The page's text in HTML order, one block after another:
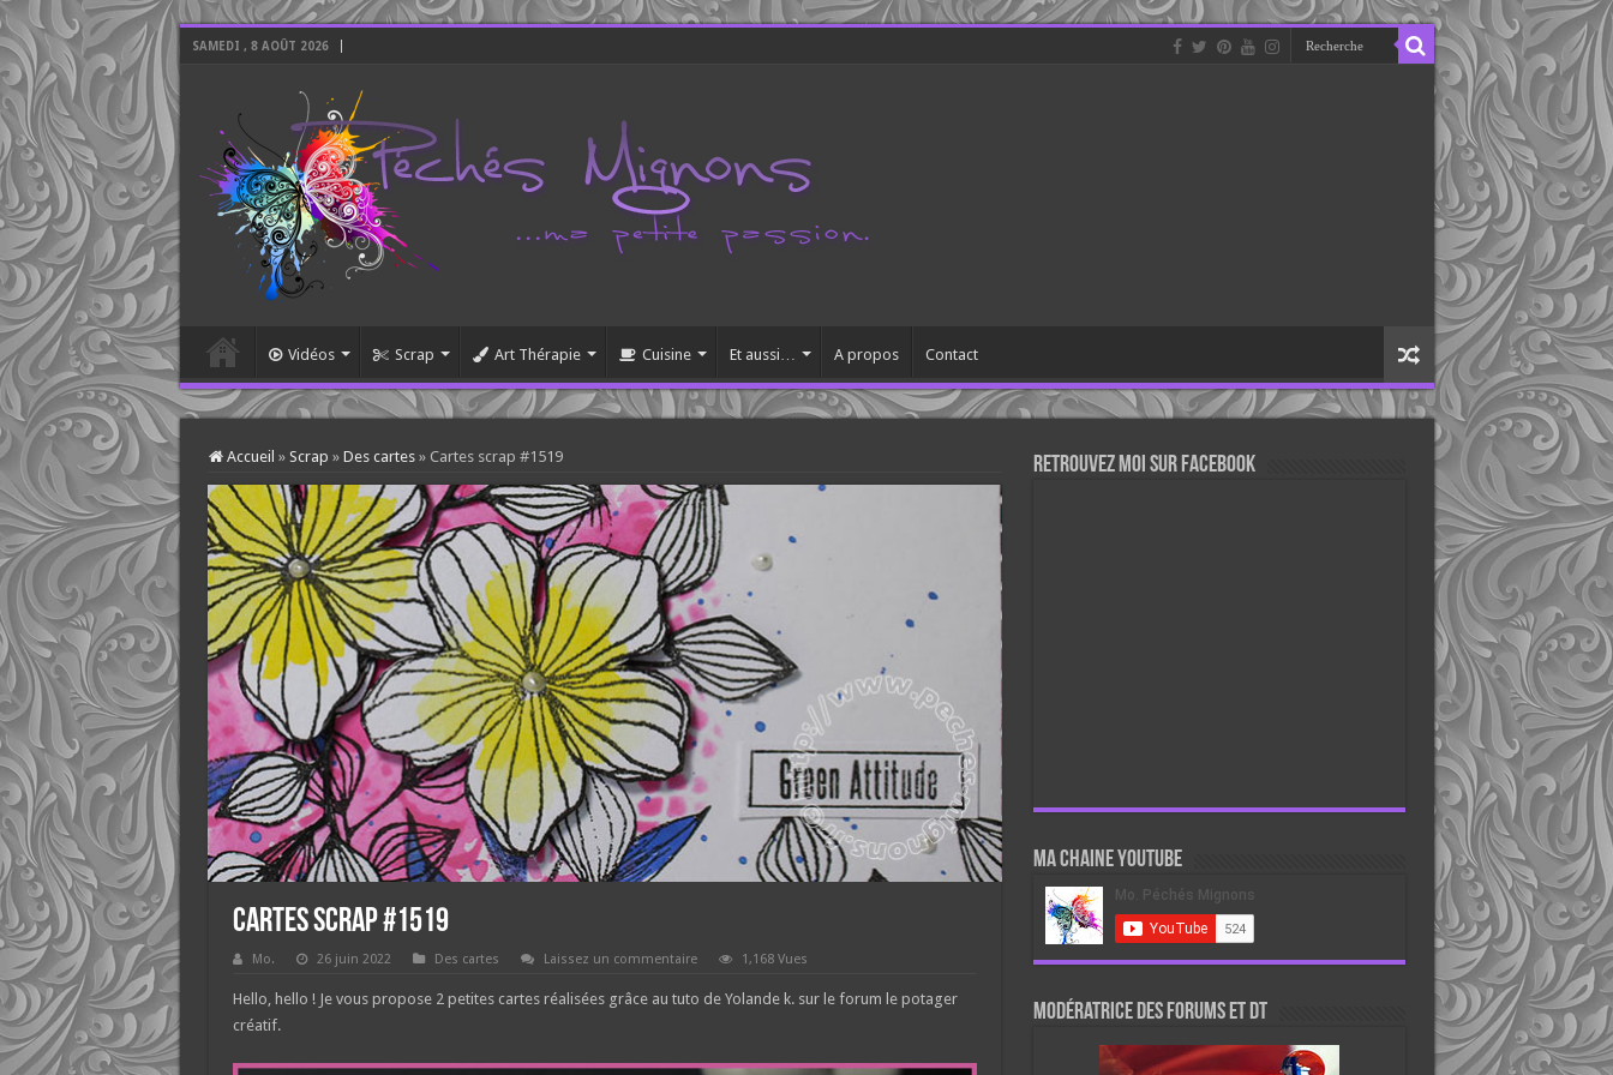
SAMEDI , 8 AOÛT 2026
Vidéos Scrap Art Thérapie Cuisine Et aussi… A propos Contact
Accueil » Scrap » Des cartes » Cartes scrap #1519
Cartes scrap #1519
Mo. 26 juin 2022 Des cartes Laissez un commentaire 1,168 Vues
Hello, hello ! Je vous propose 2 petites cartes réalisées grâce au tuto de Yolande k. sur le forum le potager
créatif.
Retrouvez moi sur Facebook
Ma chaine Youtube
Modératrice des forums et DT